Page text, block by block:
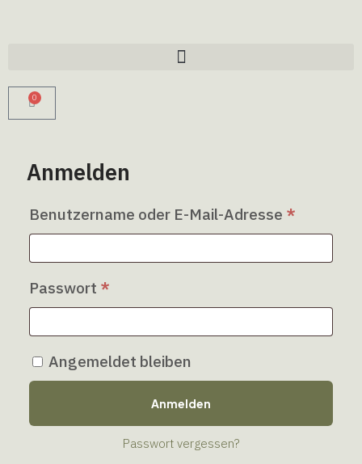
0
Anmelden
Benutzername oder E-Mail-Adresse *
Passwort *
Angemeldet bleiben
Anmelden
Passwort vergessen?